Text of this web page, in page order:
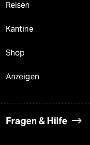
Reisen
Kantine
Shop
Anzeigen
Fragen & Hilfe